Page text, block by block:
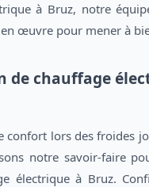
à Bruz, notre
œuvre pour mener à
de chauffage
confort lors des froides
notre savoir-faire
électrique à Bruz.